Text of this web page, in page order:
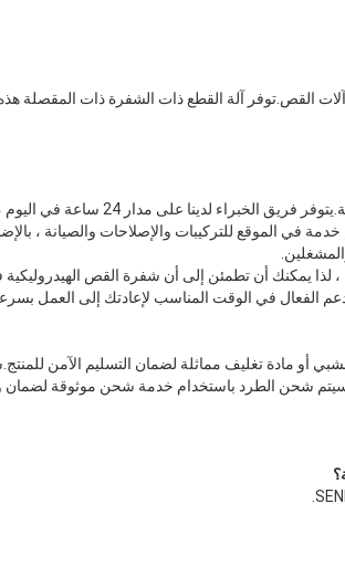
آلات القص.توفر آلة القطع ذات الشفرة ذات المقصلة
في الموقع للتركيبات والإصلاحات والصيانة ،
، لذا يمكنك أن تطمئن إلى أن شفرة القص
الفعال في الوقت المناسب لإعادتك إلى العمل
أو مادة تغليف مماثلة لضمان التسليم الآمن
شحن الطرد باستخدام خدمة شحن موثوقة